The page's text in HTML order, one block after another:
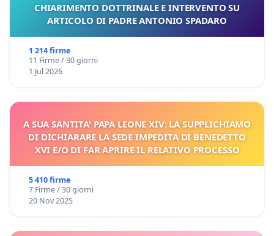
CHIARIMENTO DOTTRINALE E INTERVENTO SU
ARTICOLO DI PADRE ANTONIO SPADARO
1 214 firme
11 Firme / 30 giorni
1 Jul 2026
A SUA SANTITA' PAPA LEONE XIV: LA SUPPLICHIAMO
DI DICHIARARE LA SEDE IMPEDITA DI BENEDETTO
XVI E/O DI FAR APRIRE IL RELATIVO PROCESSO
5 410 firme
7 Firme / 30 giorni
20 Nov 2025